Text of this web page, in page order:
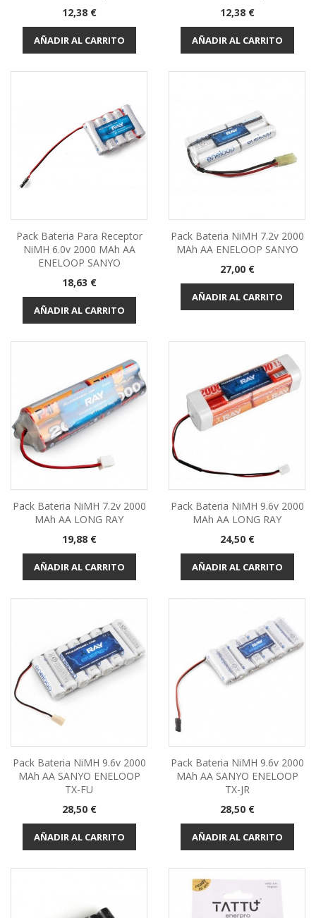
Precio
12,38 €
AÑADIR AL CARRITO
Precio
12,38 €
AÑADIR AL CARRITO
Pack Bateria Para Receptor
NiMH 6.0v 2000 MAh AA
ENELOOP SANYO
Precio
18,63 €
AÑADIR AL CARRITO
Pack Bateria NiMH 7.2v 2000
MAh AA ENELOOP SANYO
Precio
27,00 €
AÑADIR AL CARRITO
Pack Bateria NiMH 7.2v 2000
MAh AA LONG RAY
Precio
19,88 €
AÑADIR AL CARRITO
Pack Bateria NiMH 9.6v 2000
MAh AA LONG RAY
Precio
24,50 €
AÑADIR AL CARRITO
Pack Bateria NiMH 9.6v 2000
MAh AA SANYO ENELOOP
TX-FU
Precio
28,50 €
AÑADIR AL CARRITO
Pack Bateria NiMH 9.6v 2000
MAh AA SANYO ENELOOP
TX-JR
Precio
28,50 €
AÑADIR AL CARRITO